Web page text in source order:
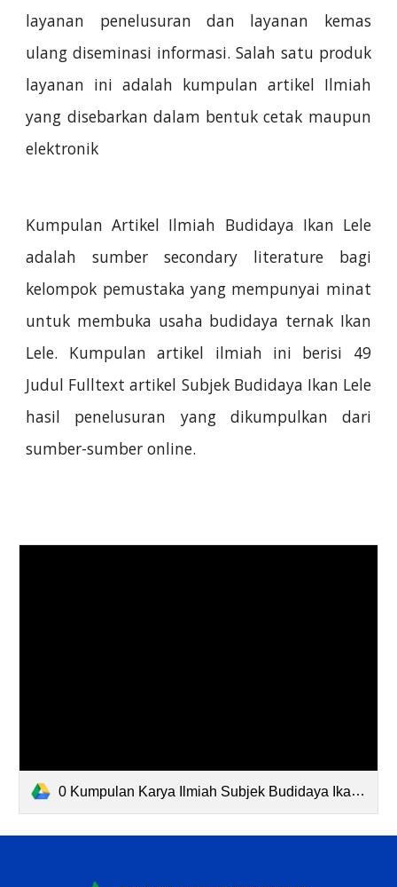
layanan penelusuran dan layanan kemas
ulang diseminasi informasi. Salah satu produk
layanan ini adalah kumpulan artikel Ilmiah
yang disebarkan dalam bentuk cetak maupun
elektronik
Kumpulan Artikel Ilmiah Budidaya Ikan Lele
adalah sumber secondary literature bagi
kelompok pemustaka yang mempunyai minat
untuk membuka usaha budidaya ternak Ikan
Lele. Kumpulan artikel ilmiah ini berisi 49
Judul Fulltext artikel Subjek Budidaya Ikan Lele
hasil penelusuran yang dikumpulkan dari
sumber-sumber online.
0 Kumpulan Karya Ilmiah Subjek Budidaya Ikan Lele.pdf